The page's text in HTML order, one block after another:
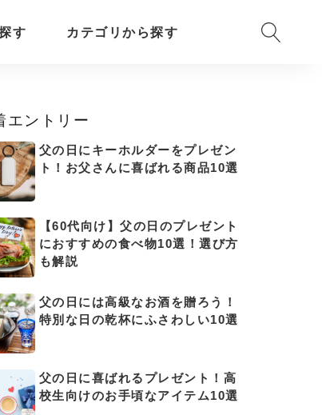
す カテゴリから探す
エントリー
父の日にキーホルダーをプレゼン
ト！お父さんに喜ばれる商品10選
【60代向け】父の日のプレゼント
におすすめの食べ物10選！選び方
も解説
父の日には高級なお酒を贈ろう！
特別な日の乾杯にふさわしい10選
父の日に喜ばれるプレゼント！高
校生向けのお手頃なアイテム10選